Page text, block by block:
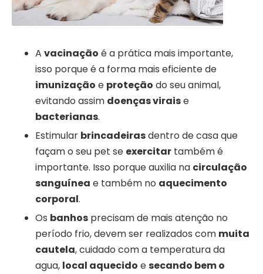
A vacinação é a prática mais importante,
isso porque é a forma mais eficiente de
imunização e proteção do seu animal,
evitando assim doenças viraise
bacterianas.
Estimular brincadeirasdentro de casa que
façam o seu pet se exercitar também é
importante. Isso porque auxilia na circulação
sanguínea e também no aquecimento
corporal.
Os banhos precisam de mais atenção no
período frio, devem ser realizados com muita
cautela, cuidado com a temperatura da
agua, local aquecido esecando bem o